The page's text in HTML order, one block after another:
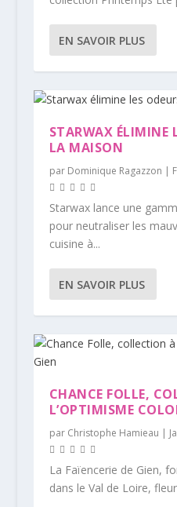
EN SAVOIR PLUS
STARWAX ÉLIMINE
LA MAISON
par Dominique Ragazzon |
Starwax lance une
pour neutraliser les
cuisine à...
EN SAVOIR PLUS
CHANCE FOLLE,
L’OPTIMISME
par Christophe Hamieau |
La Faïencerie de Gien,
dans le Val de Loire,